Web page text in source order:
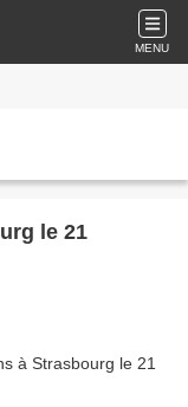
MENU
le 21